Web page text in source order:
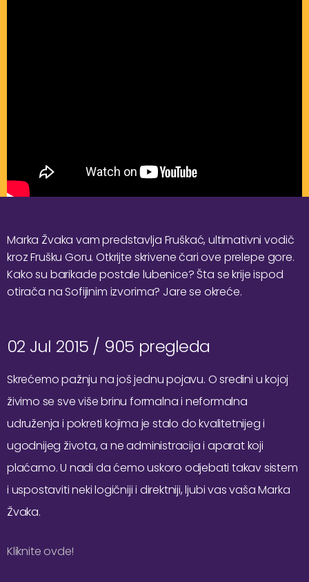
Marka Žvaka vam predstavlja Fruškać, ultimativni vodič
kroz Frušku Goru. Otkrijte skrivene čari ove prelepe gore.
Kako su barikade postale lubenice? Šta se krije ispod
otirača na Sofijinim izvorima? Jare se okreće.
02 Jul 2015 / 905 pregleda
Skrećemo pažnju na još jednu pojavu. O sredini u kojoj
živimo se sve više brinu formalna i neformalna
udruženja i pokreti kojima je stalo do kvalitetnijeg i
ugodnijeg života, a ne administracija i aparat koji
plaćamo. U nadi da ćemo uskoro odjebati takav sistem
i uspostaviti neki logičniji i direktniji, ljubi vas vaša Marka
Žvaka.
Kliknite ovde!